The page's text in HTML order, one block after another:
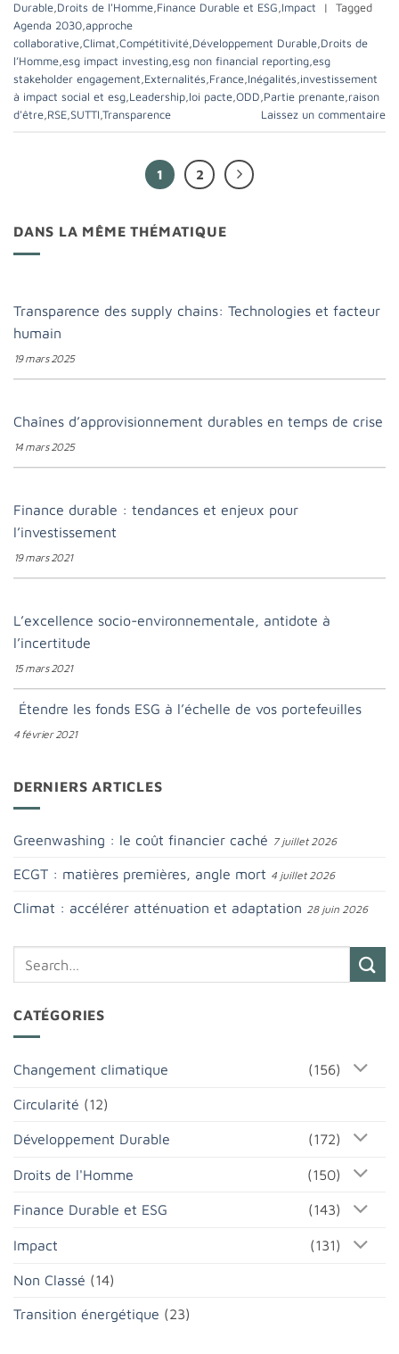
Durable,Droits de l'Homme,Finance Durable et ESG,Impact |
Tagged
Agenda 2030,approche
collaborative,Climat,Compétitivité,Développement Durable,Droits de
l’Homme,esg impact investing,esg non financial reporting,esg
stakeholder engagement,Externalités,France,Inégalités,investissement
à impact social et esg,Leadership,loi pacte,ODD,Partie prenante,raison
d'être,RSE,SUTTI,Transparence Laissez un commentaire
1 2
DANS LA MÊME THÉMATIQUE
Transparence des supply chains: Technologies et facteur
humain
19 mars 2025
Chaînes d’approvisionnement durables en temps de crise
14 mars 2025
Finance durable : tendances et enjeux pour
l’investissement
19 mars 2021
L’excellence socio-environnementale, antidote à
l’incertitude
15 mars 2021
Étendre les fonds ESG à l’échelle de vos portefeuilles
4 février 2021
DERNIERS ARTICLES
Greenwashing : le coût financier caché 7 juillet 2026
ECGT : matières premières, angle mort 4 juillet 2026
Climat : accélérer atténuation et adaptation 28 juin 2026
CATÉGORIES
Changement climatique (156)
Circularité (12)
Développement Durable (172)
Droits de l'Homme (150)
Finance Durable et ESG (143)
Impact (131)
Non Classé (14)
Transition énergétique (23)